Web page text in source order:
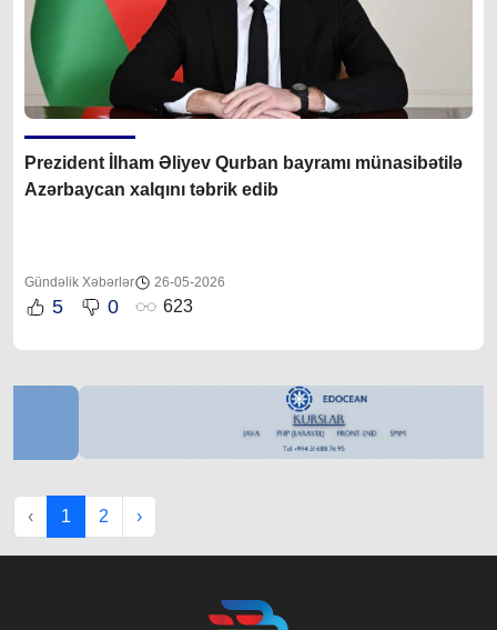
Prezident İlham Əliyev Qurban bayramı münasibətilə
Azərbaycan xalqını təbrik edib
Gündəlik Xəbərlər 26-05-2026
5 0 623
‹ 1 2 ›